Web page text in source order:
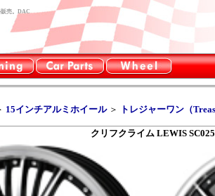
販売。DAC
15インチアルミホイール＞ トレジャーワン（
クリフクライム LEWIS SC025